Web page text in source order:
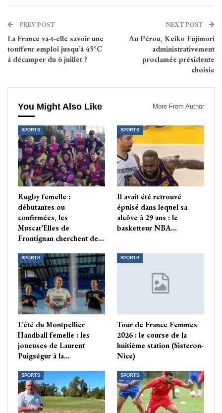
PREV POST
La France va-t-elle savoir une
touffeur emploi jusqu’à 45°C
à décamper du 6 juillet ?
NEXT POST
Au Pérou, Keiko Fujimori
administrativement
proclamée présidente
choisie
You Might Also Like More From Author
SPORTS
Rugby femelle :
débutantes ou
confirmées, les
Muscat’Elles de
Frontignan cherchent de…
SPORTS
Il avait été retrouvé
épuisé dans lequel sa
alcôve à 29 ans : le
basketteur NBA…
SPORTS
L’été du Montpellier
Handball femelle : les
joueuses de Laurent
Puigségur à la…
SPORTS
Tour de France Femmes
2026 : le course de la
huitième station (Sisteron-
Nice)
SPORTS SPORTS